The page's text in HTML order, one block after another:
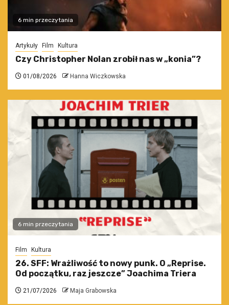
6 min przeczytania
Artykuły Film Kultura
Czy Christopher Nolan zrobił nas w „konia”?
01/08/2026 Hanna Wiczkowska
6 min przeczytania
Film Kultura
26. SFF: Wrażliwość to nowy punk. O „Reprise.
Od początku, raz jeszcze” Joachima Triera
21/07/2026 Maja Grabowska